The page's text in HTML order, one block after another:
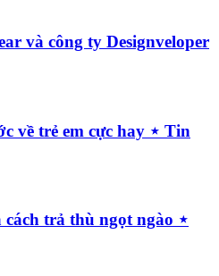
và công ty Designveloper
về trẻ em cực hay ⋆ Tin
trả thù ngọt ngào ⋆